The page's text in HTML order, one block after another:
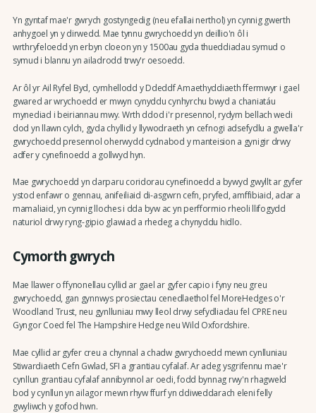
Yn gyntaf mae'r gwrych gostyngedig (neu efallai nerthol) yn cynnig gwerth
anhygoel yn y dirwedd. Mae tynnu gwrychoedd yn deillio'n ôl i
wrthryfeloedd yn erbyn cloeon yn y 1500au gyda thueddiadau symud o
symud i blannu yn ailadrodd trwy'r oesoedd.
Ar ôl yr Ail Ryfel Byd, cymhellodd y Ddeddf Amaethyddiaeth ffermwyr i gael
gwared ar wrychoedd er mwyn cynyddu cynhyrchu bwyd a chaniatáu
mynediad i beiriannau mwy. Wrth ddod i'r presennol, rydym bellach wedi
dod yn llawn cylch, gyda chyllid y llywodraeth yn cefnogi adsefydlu a gwella'r
gwrychoedd presennol oherwydd cydnabod y manteision a gynigir drwy
adfer y cynefinoedd a gollwyd hyn.
Mae gwrychoedd yn darparu coridorau cynefinoedd a bywyd gwyllt ar gyfer
ystod enfawr o gennau, anifeiliaid di-asgwrn cefn, pryfed, amffibiaid, adar a
mamaliaid, yn cynnig lloches i dda byw ac yn perfformio rheoli llifogydd
naturiol drwy ryng-gipio glawiad a rhedeg a chynyddu hidlo.
Cymorth gwrych
Mae llawer o ffynonellau cyllid ar gael ar gyfer capio i fyny neu greu
gwrychoedd, gan gynnwys prosiectau cenedlaethol fel MoreHedges o'r
Woodland Trust, neu gynlluniau mwy lleol drwy sefydliadau fel CPRE neu
Gyngor Coed fel The Hampshire Hedge neu Wild Oxfordshire.
Mae cyllid ar gyfer creu a chynnal a chadw gwrychoedd mewn cynlluniau
Stiwardiaeth Cefn Gwlad, SFI a grantiau cyfalaf. Ar adeg ysgrifennu mae'r
cynllun grantiau cyfalaf annibynnol ar oedi, fodd bynnag rwy'n rhagweld
bod y cynllun yn ailagor mewn rhyw ffurf yn ddiweddarach eleni felly
gwyliwch y gofod hwn.